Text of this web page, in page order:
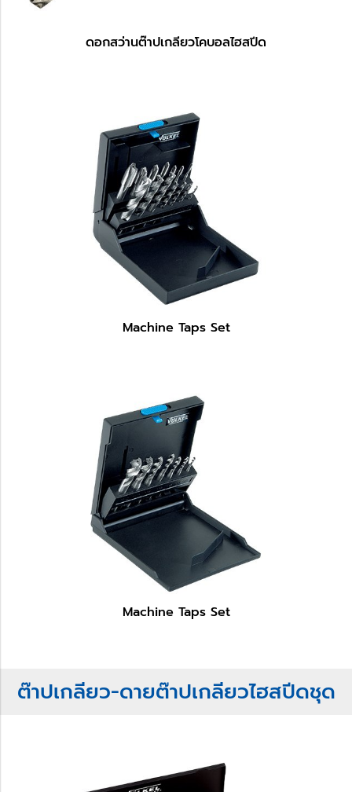
ดอกสว่านต๊าปเกลียวโคบอลไฮสปีด
Machine Taps Set
Machine Taps Set
ต๊าปเกลียว-ดายต๊าปเกลียวไฮสปีดชุด